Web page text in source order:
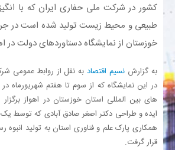
انرژی
اقتصاد
کشور در شرکت ملی حفاری ایران که با
طبیعی و محیط زیست تولید شده است در
خوزستان از نمایشگاه دستاوردهای دولت در
به گزارش نسیم اقتصادبه نقل از روابط عمومی
در این نمایشگاه که از سوم تا هفتم شهریورماه
های بین المللی استان خوزستان در اهواز
ایده و طراحی دکتر اصغر صادق آبادی که توسط
همکاری پارک علم و فناوری استان به تولید
قرار گرفت.